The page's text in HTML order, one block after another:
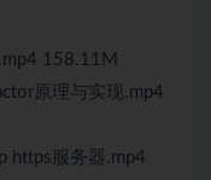
158.11M
原理与实现.mp4
https服务器.mp4